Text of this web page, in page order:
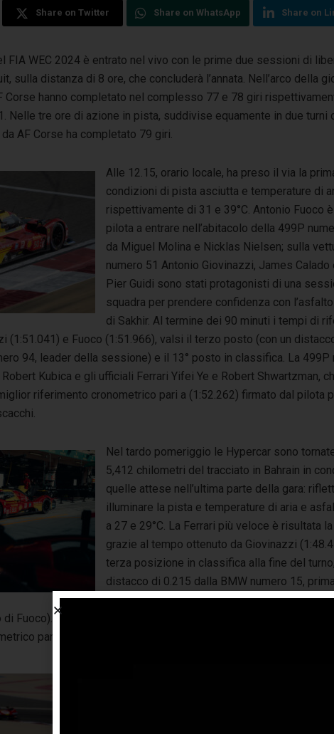
Share on Twitter Share on WhatsApp Share on
FIA WEC 2024 è entrato nel vivo con le prime due sessioni di
sulla distanza di 8 ore, che concluderà l’annata. Nell’arco della
Corse hanno completato nel complesso 77 e 78 giri
Nelle tre ore di azione in pista, suddivise equamente in due turni
AF Corse ha completato 79 giri.
Alle 12.15, orario locale, ha preso il via la
condizioni di pista asciutta e temperature di
rispettivamente di 31 e 39°C. Antonio Fuoco
pilota a entrare nell’abitacolo della 499P
da Miguel Molina e Nicklas Nielsen; sulla
numero 51 Antonio Giovinazzi, James
Pier Guidi sono stati protagonisti di una
squadra per prendere confidenza con
di Sakhir. Al termine dei 90 minuti i tempi di
(1:51.041) e Fuoco (1:51.966), valsi il terzo posto (con un
94, leader della sessione) e il 13° posto in classifica. La 499P
Kubica e gli ufficiali Ferrari Yifei Ye e Robert Shwartzman,
riferimento cronometrico pari a (1:52.262) firmato dal pilota
Nel tardo pomeriggio le Hypercar sono
5,412 chilometri del tracciato in Bahrain in
quelle attese nell’ultima parte della gara:
illuminare la pista e temperature di aria e
a 27 e 29°C. La Ferrari più veloce è risultata
grazie al tempo ottenuto da Giovinazzi
terza posizione in classifica alla fine del
distacco di 0.215 dalla BMW numero 15,
sessione; due caselle più arretrata la 499P
Fuoco). Alla bandiera a scacchi la 499P numero 83 di AF Corse è
pari a 1:49.709.